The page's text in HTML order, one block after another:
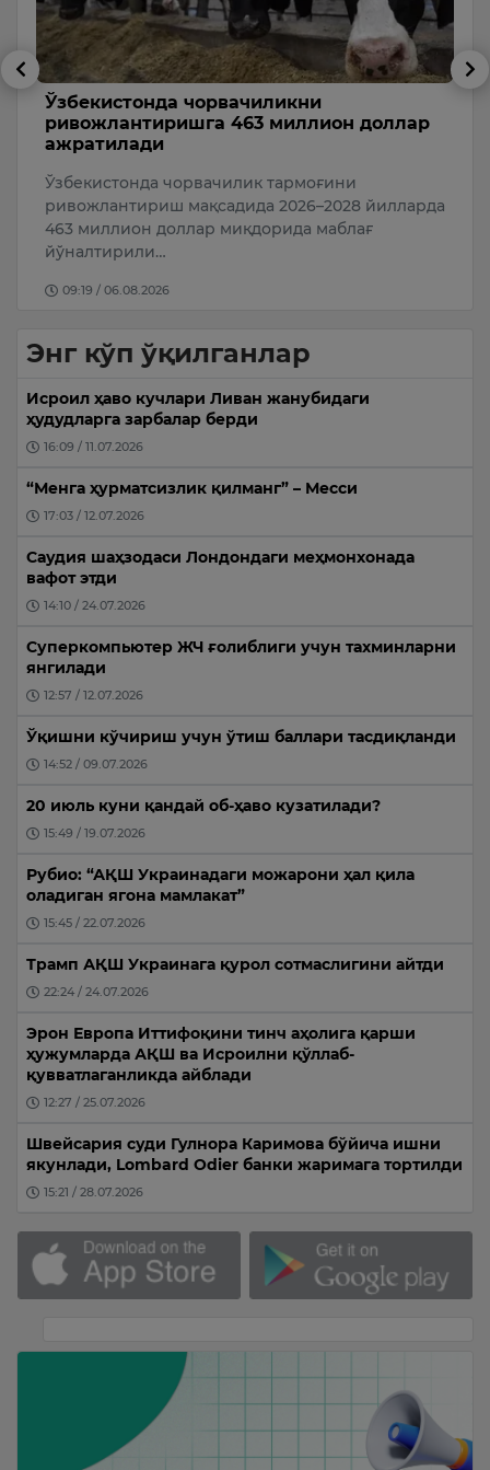
Андижонда юк машинаси
велосипедчини уриб юборди
Пирмуҳаммедов кўчасида йўл-транспорт
ҳодисаси содир бўлди.
15:20 / 06.08.2026
Энг кўп ўқилганлар
Исроил ҳаво кучлари Ливан жанубидаги
ҳудудларга зарбалар берди
16:09 / 11.07.2026
“Менга ҳурматсизлик қилманг” – Месси
17:03 / 12.07.2026
Саудия шаҳзодаси Лондондаги меҳмонхонада
вафот этди
14:10 / 24.07.2026
Суперкомпьютер ЖЧ ғолиблиги учун тахминларни
янгилади
12:57 / 12.07.2026
Ўқишни кўчириш учун ўтиш баллари тасдиқланди
14:52 / 09.07.2026
20 июль куни қандай об-ҳаво кузатилади?
15:49 / 19.07.2026
Рубио: “АҚШ Украинадаги можарони ҳал қила
оладиган ягона мамлакат”
15:45 / 22.07.2026
Трамп АҚШ Украинага қурол сотмаслигини айтди
22:24 / 24.07.2026
Эрон Европа Иттифоқини тинч аҳолига қарши
ҳужумларда АҚШ ва Исроилни қўллаб-
қувватлаганликда айблади
12:27 / 25.07.2026
Швейсария суди Гулнора Каримова бўйича ишни
якунлади, Lombard Odier банки жаримага тортилди
15:21 / 28.07.2026